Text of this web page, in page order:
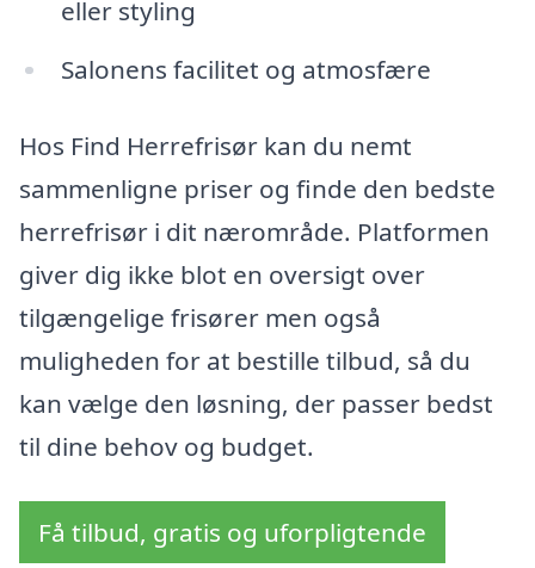
eller styling
Salonens facilitet og atmosfære
Hos Find Herrefrisør kan du nemt
sammenligne priser og finde den bedste
herrefrisør i dit nærområde. Platformen
giver dig ikke blot en oversigt over
tilgængelige frisører men også
muligheden for at bestille tilbud, så du
kan vælge den løsning, der passer bedst
til dine behov og budget.
Få tilbud, gratis og uforpligtende